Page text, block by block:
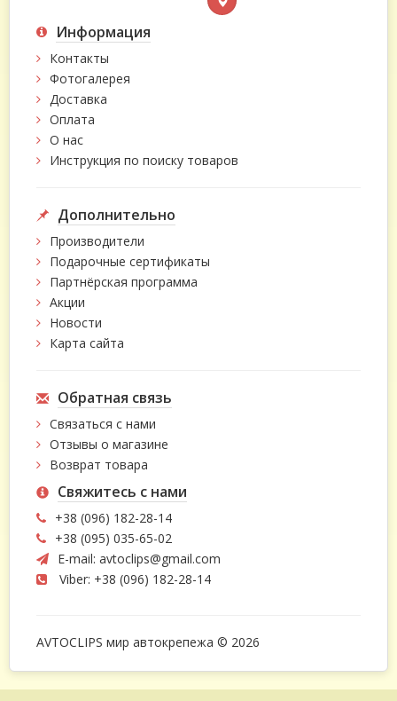
Информация
Контакты
Фотогалерея
Доставка
Оплата
О нас
Инструкция по поиску товаров
Дополнительно
Производители
Подарочные сертификаты
Партнёрская программа
Акции
Новости
Карта сайта
Обратная связь
Связаться с нами
Отзывы о магазине
Возврат товара
Свяжитесь с нами
+38 (096) 182-28-14
+38 (095) 035-65-02
E-mail: avtoclips@gmail.com
Viber: +38 (096) 182-28-14
AVTOCLIPS мир автокрепежа © 2026